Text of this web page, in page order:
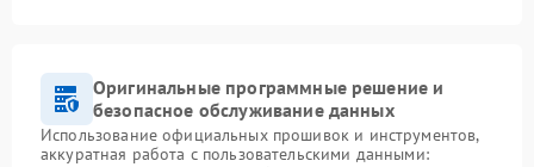
Оригинальные программные решение и
безопасное обслуживание данных
Использование официальных прошивок и инструментов,
аккуратная работа с пользовательскими данными: